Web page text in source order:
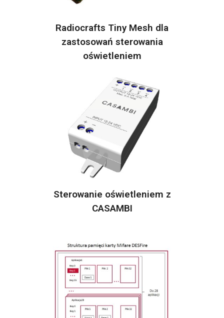
Radiocrafts Tiny Mesh dla
zastosowań sterowania
oświetleniem
Sterowanie oświetleniem z
CASAMBI